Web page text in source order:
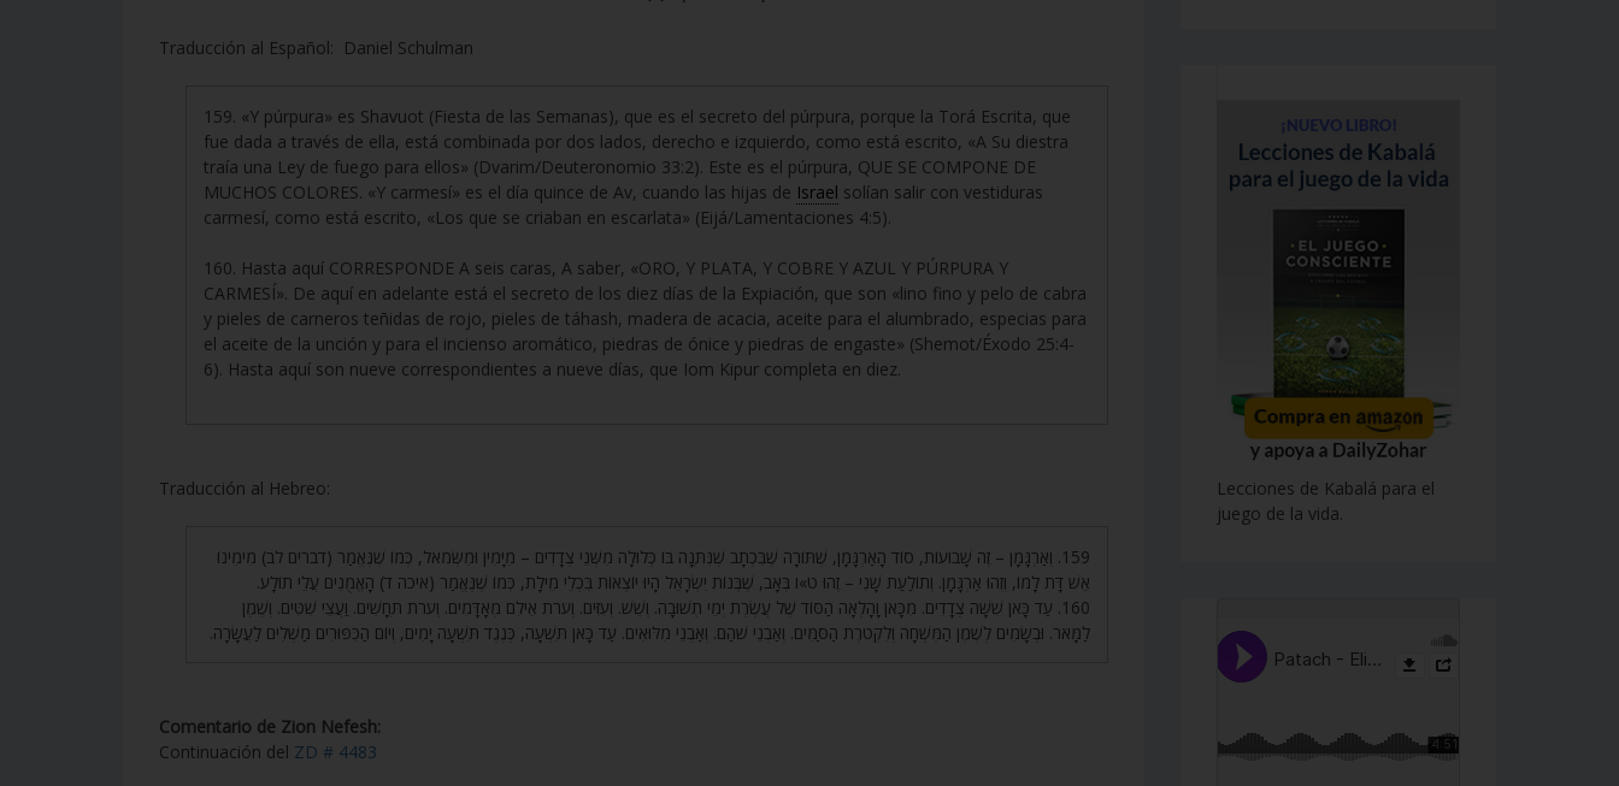
Traducción al Español: Daniel Schulman
159. «Y púrpura» es Shavuot (Fiesta de las Semanas), que es el secreto del púrpura, porque la Torá Escrita, que
fue dada a través de ella, está combinada por dos lados, derecho e izquierdo, como está escrito, «A Su diestra
traía una Ley de fuego para ellos» (Dvarim/Deuteronomio 33:2). Este es el púrpura, QUE SE COMPONE DE
MUCHOS COLORES. «Y carmesí» es el día quince de Av, cuando las hijas de Israel solían salir con vestiduras
carmesí, como está escrito, «Los que se criaban en escarlata» (Eijá/Lamentaciones 4:5).
160. Hasta aquí CORRESPONDE A seis caras, A saber, «ORO, Y PLATA, Y COBRE Y AZUL Y PÚRPURA Y
CARMESÍ». De aquí en adelante está el secreto de los diez días de la Expiación, que son «lino fino y pelo de cabra
y pieles de carneros teñidas de rojo, pieles de táhash, madera de acacia, aceite para el alumbrado, especias para
el aceite de la unción y para el incienso aromático, piedras de ónice y piedras de engaste» (Shemot/Éxodo 25:4-
6). Hasta aquí son nueve correspondientes a nueve días, que Iom Kipur completa en diez.
Traducción al Hebreo:
159. וְאַרְגָּמָן – זֶה שָׁבוּעוֹת, סוֹד הָאַרְגָּמָן, שֶׁתּוֹרָה שֶׁבִּכְתָב שֶׁנִּתְּנָה בּוֹ כְּלוּלָה מִשְּׁנֵי צְדָדִים – מִיָּמִין וּמִשְּׂמֹאל, כְּמוֹ שֶׁנֶּאֱמַר (דברים לב) מִימִינוֹ
אֵשׁ דָּת לָמוֹ, וְזֶהוּ אַרְגָּמָן. וְתוֹלַעַת שָׁנִי – זֶהוּ ט»ו בְּאָב, שֶׁבְּנוֹת יִשְׂרָאֵל הָיוּ יוֹצְאוֹת בִּכְלֵי מֵילָת, כְּמוֹ שֶׁנֶּאֱמַר (איכה ד) הָאֱמֻנִים עֲלֵי תוֹלָע.
160. עַד כָּאן שִׁשָּׁה צְדָדִים. מִכָּאן וָהָלְאָה הַסּוֹד שֶׁל עֲשֶׂרֶת יְמֵי תְשׁוּבָה. וְשֵׁשׁ. וְעִזִּים. וְעֹרֹת אֵילִם מְאָדָּמִים. וְעֹרֹת תְּחָשִׁים. וַעֲצֵי שִׁטִּים. וְשֶׁמֶן
לַמָּאֹר. וּבְשָׂמִים לְשֶׁמֶן הַמִּשְׁחָה וְלִקְטֹרֶת הַסַּמִּים. וְאַבְנֵי שֹׁהַם. וְאַבְנֵי מִלּוּאִים. עַד כָּאן תִּשְׁעָה, כְּנֶגֶד תִּשְׁעָה יָמִים, וְיוֹם הַכִּפּוּרִים מַשְׁלִים לַעֲשָׂרָה.
Comentario de Zion Nefesh:
Continuación del ZD # 4483
Lecciones de Kabalá para el
juego de la vida.